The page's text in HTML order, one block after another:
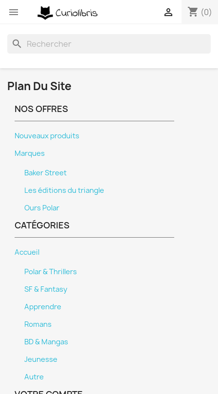
 shopping_cart (0)

search
Plan Du Site
NOS OFFRES
Nouveaux produits
Marques
Baker Street
Les éditions du triangle
Ours Polar
CATÉGORIES
Accueil
Polar & Thrillers
SF & Fantasy
Apprendre
Romans
BD & Mangas
Jeunesse
Autre